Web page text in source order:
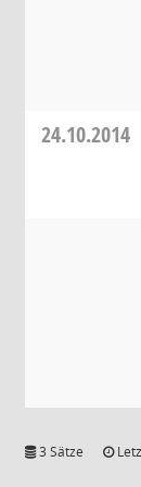
24.10.2014
3 Sätze